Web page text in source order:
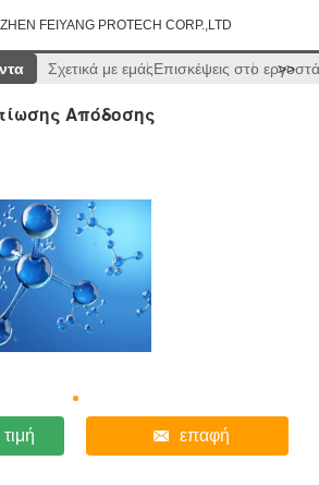
FEIYANG PROTECH CORP.,LTD
Σχετικά με εμάςΕπισκέψεις στο >>
Απόδοσης
επαφή